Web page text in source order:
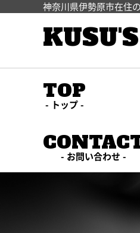
神奈川県伊勢原市在住
TOP
トップ
お問い合わせ